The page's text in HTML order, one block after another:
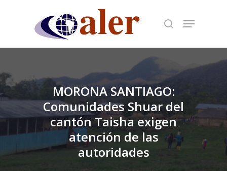
content
MORONA SANTIAGO:
Comunidades Shuar del
cantón Taisha exigen
atención de las
autoridades